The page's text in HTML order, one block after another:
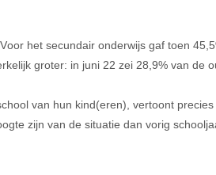
het secundair onderwijs gaf toen
groter: in juni 22 zei 28,9% van de
van hun kind(eren) , vertoont
zijn van de situatie dan vorig